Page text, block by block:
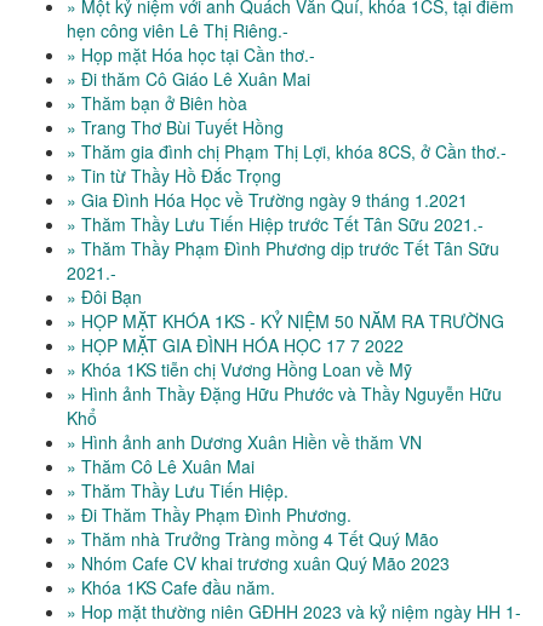
» Một kỷ niệm với anh Quách Văn Quí, khóa 1CS, tại điểm
hẹn công viên Lê Thị Riêng.-
» Họp mặt Hóa học tại Cần thơ.-
» Đi thăm Cô Giáo Lê Xuân Mai
» Thăm bạn ở Biên hòa
» Trang Thơ Bùi Tuyết Hồng
» Thăm gia đình chị Phạm Thị Lợi, khóa 8CS, ở Cần thơ.-
» Tin từ Thầy Hồ Đắc Trọng
» Gia Đình Hóa Học về Trường ngày 9 tháng 1.2021
» Thăm Thầy Lưu Tiến Hiệp trước Tết Tân Sữu 2021.-
» Thăm Thầy Phạm Đình Phương dịp trước Tết Tân Sữu
2021.-
» Đôi Bạn
» HỌP MẶT KHÓA 1KS - KỶ NIỆM 50 NĂM RA TRƯỜNG
» HỌP MẶT GIA ĐÌNH HÓA HỌC 17 7 2022
» Khóa 1KS tiễn chị Vương Hồng Loan về Mỹ
» Hình ảnh Thầy Đặng Hữu Phước và Thầy Nguyễn Hữu
Khổ
» Hình ảnh anh Dương Xuân Hiền về thăm VN
» Thăm Cô Lê Xuân Mai
» Thăm Thầy Lưu Tiến Hiệp.
» Đi Thăm Thầy Phạm Đình Phương.
» Thăm nhà Trưởng Tràng mồng 4 Tết Quý Mão
» Nhóm Cafe CV khai trương xuân Quý Mão 2023
» Khóa 1KS Cafe đầu năm.
» Hop mặt thường niên GĐHH 2023 và kỷ niệm ngày HH 1-